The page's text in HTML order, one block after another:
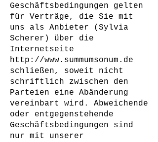
Geschäftsbedingungen gelten
für Verträge, die Sie mit
uns als Anbieter (Sylvia
Scherer) über die
Internetseite
http://www.summumsonum.de
schließen, soweit nicht
schriftlich zwischen den
Parteien eine Abänderung
vereinbart wird. Abweichende
oder entgegenstehende
Geschäftsbedingungen sind
nur mit unserer